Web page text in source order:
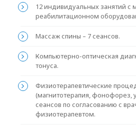
12 индивидуальных занятий
реабилитационном
Массаж спины – 7 сеансов.
Компьютерно-оптическая
тонуса.
Физиотерапевтические
(магнитотерапия, фонофорез,
сеансов по согласованию с
физиотерапевтом.